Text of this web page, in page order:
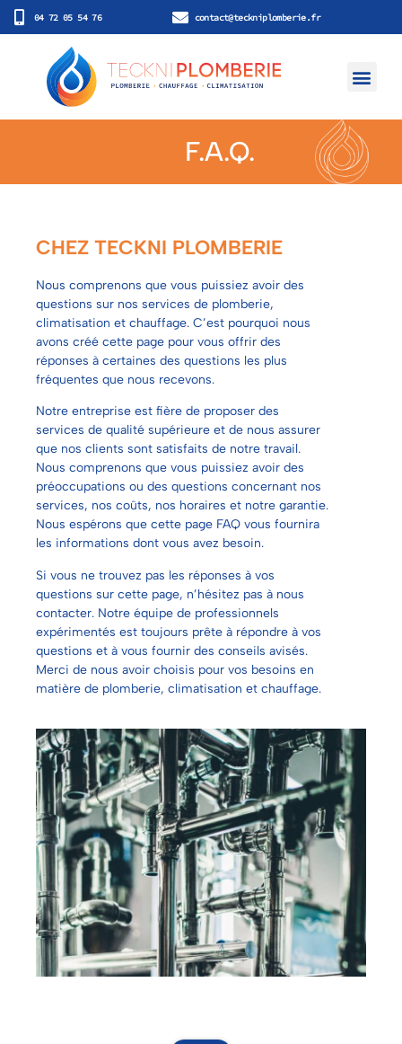
04 72 05 54 76 contact@teckniplomberie.fr
F.A.Q.
CHEZ TECKNI PLOMBERIE
Nous comprenons que vous puissiez avoir des
questions sur nos services de plomberie,
climatisation et chauffage. C’est pourquoi nous
avons créé cette page pour vous offrir des
réponses à certaines des questions les plus
fréquentes que nous recevons.
Notre entreprise est fière de proposer des
services de qualité supérieure et de nous assurer
que nos clients sont satisfaits de notre travail.
Nous comprenons que vous puissiez avoir des
préoccupations ou des questions concernant nos
services, nos coûts, nos horaires et notre garantie.
Nous espérons que cette page FAQ vous fournira
les informations dont vous avez besoin.
Si vous ne trouvez pas les réponses à vos
questions sur cette page, n’hésitez pas à nous
contacter. Notre équipe de professionnels
expérimentés est toujours prête à répondre à vos
questions et à vous fournir des conseils avisés.
Merci de nous avoir choisis pour vos besoins en
matière de plomberie, climatisation et chauffage.